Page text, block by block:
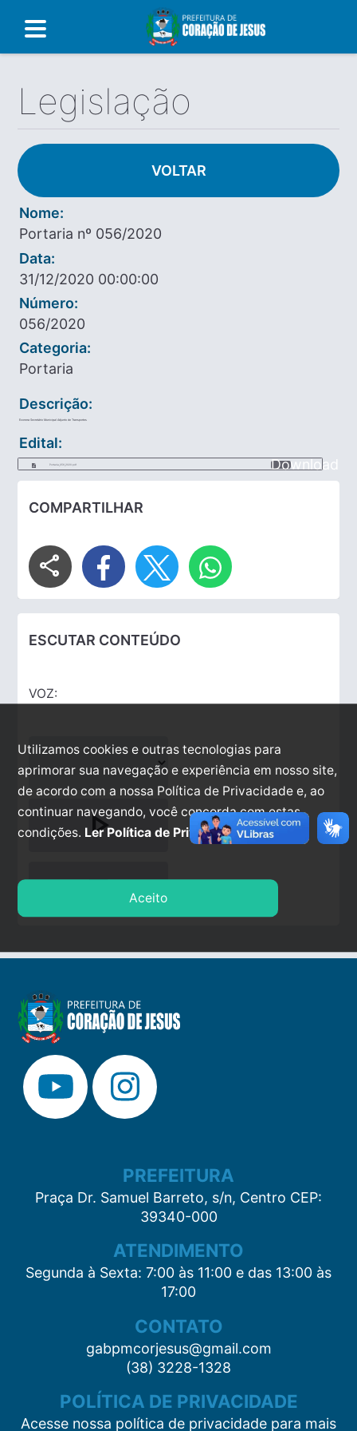
Legislação
VOLTAR
Nome:
Portaria nº 056/2020
Data:
31/12/2020 00:00:00
Número:
056/2020
Categoria:
Portaria
Descrição:
Exonera Secretário Municipal Adjunto de Transportes
Edital:
Portaria_056_2020.pdf Download
COMPARTILHAR
share
ESCUTAR CONTEÚDO
VOZ:
play_arrow
stop
PREFEITURA
Praça Dr. Samuel Barreto, s/n, Centro CEP:
39340-000
ATENDIMENTO
Segunda à Sexta: 7:00 às 11:00 e das 13:00 às
17:00
CONTATO
gabpmcorjesus@gmail.com
(38) 3228-1328
POLÍTICA DE PRIVACIDADE
Acesse nossa política de privacidade para mais
Utilizamos cookies e outras tecnologias para
aprimorar sua navegação e experiência em nosso site,
de acordo com a nossa Política de Privacidade e, ao
continuar navegando, você concorda com estas
condições. Ler Política de Privacidade.
Aceito